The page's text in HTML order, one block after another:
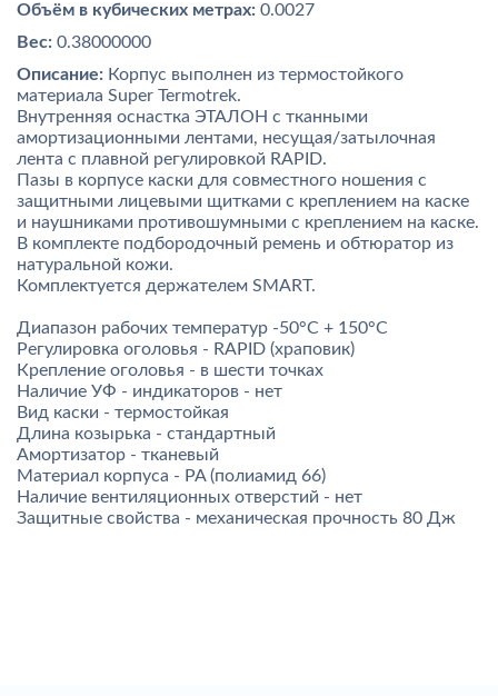
Объём в кубических метрах: 0.0027
Вес: 0.38000000
Описание: Корпус выполнен из термостойкого
материала Super Termotrek.
Внутренняя оснастка ЭТАЛОН с тканными
амортизационными лентами, несущая/затылочная
лента с плавной регулировкой RAPID.
Пазы в корпусе каски для совместного ношения с
защитными лицевыми щитками с креплением на каске
и наушниками противошумными с креплением на каске.
В комплекте подбородочный ремень и обтюратор из
натуральной кожи.
Комплектуется держателем SMART.
Диапазон рабочих температур -50°C + 150°C
Регулировка оголовья - RAPID (храповик)
Крепление оголовья - в шести точках
Наличие УФ - индикаторов - нет
Вид каски - термостойкая
Длина козырька - стандартный
Амортизатор - тканевый
Материал корпуса - PA (полиамид 66)
Наличие вентиляционных отверстий - нет
Защитные свойства - механическая прочность 80 Дж